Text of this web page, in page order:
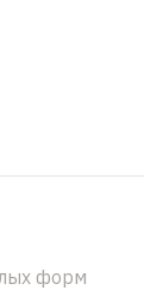
форм